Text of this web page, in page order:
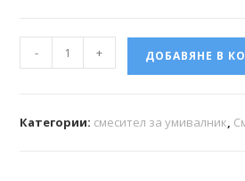
- + ДОБАВЯНЕ В
Категории: смесител за умивалник,